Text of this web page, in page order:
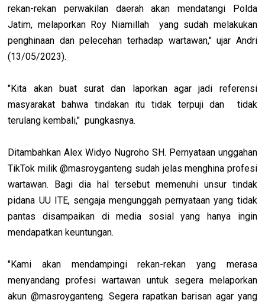
rekan-rekan perwakilan daerah akan mendatangi Polda
Jatim, melaporkan Roy Niamillah yang sudah melakukan
penghinaan dan pelecehan terhadap wartawan," ujar Andri
(13/05/2023).
"Kita akan buat surat dan laporkan agar jadi referensi
masyarakat bahwa tindakan itu tidak terpuji dan tidak
terulang kembali," pungkasnya.
Ditambahkan Alex Widyo Nugroho SH. Pernyataan unggahan
TikTok milik @masroyganteng sudah jelas menghina profesi
wartawan. Bagi dia hal tersebut memenuhi unsur tindak
pidana UU ITE, sengaja mengunggah pernyataan yang tidak
pantas disampaikan di media sosial yang hanya ingin
mendapatkan keuntungan.
"Kami akan mendampingi rekan-rekan yang merasa
menyandang profesi wartawan untuk segera melaporkan
akun @masroyganteng. Segera rapatkan barisan agar yang